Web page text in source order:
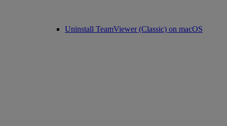
Uninstall TeamViewer (Classic) on macOS